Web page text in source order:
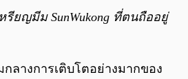
รียญมีม SunWukong ที่ตนถืออยู่
ลางการเติบโตอย่างมากของ